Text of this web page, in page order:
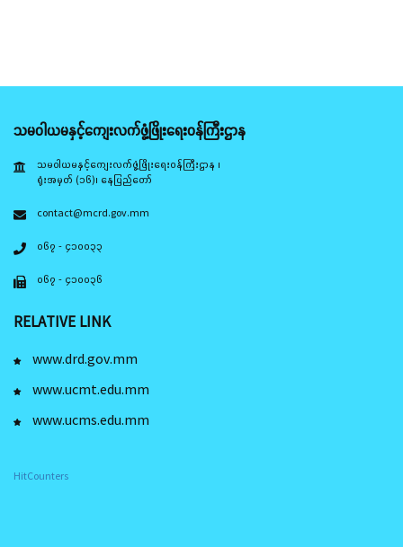
သမဝါယမနှင့်ကျေးလက်ဖွံ့ဖြိုးရေးဝန်ကြီးဌာန
သမဝါယမနှင့်ကျေးလက်ဖွံ့ဖြိုးရေးဝန်ကြီးဌာန ၊
ရုံးအမှတ် (၁၆)၊ နေပြည်တော်
contact@mcrd.gov.mm
၀၆၇ - ၄၁၀၀၃၃
၀၆၇ - ၄၁၀၀၃၆
RELATIVE LINK
www.drd.gov.mm
www.ucmt.edu.mm
www.ucms.edu.mm
HitCounters